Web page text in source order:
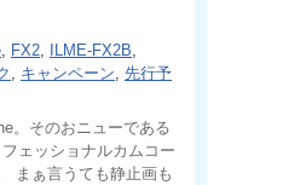
, FX2, ILME-FX2B,
, キャンペーン, 先行予
。そのおニューである
ェッショナルカムコー
まぁ言うても静止画も